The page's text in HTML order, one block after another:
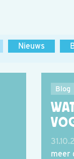
Nieuws
Blog
meer